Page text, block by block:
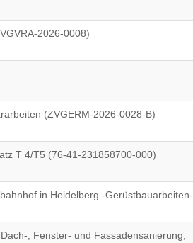
2026-0008)
(ZVGERM-2026-0028-B)
T 4/T5 (76-41-231858700-000)
in Heidelberg -Gerüstbauarbeiten-
, Fenster- und Fassadensanierung;